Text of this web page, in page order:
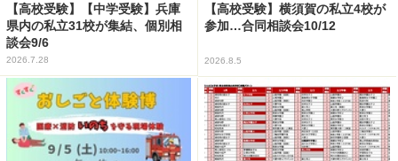
【高校受験】【中学受験】兵庫
県内の私立31校が集結、個別相
談会9/6
2026.7.28
【高校受験】横須賀の私立4校が
参加…合同相談会10/12
2026.8.5